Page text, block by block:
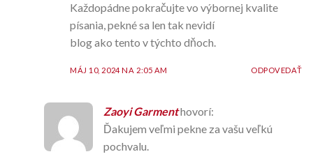
Každopádne pokračujte vo výbornej kvalite
písania, pekné sa len tak nevidí
blog ako tento v týchto dňoch.
MÁJ 10, 2024 NA 2:05 AM ODPOVEDAŤ
Zaoyi Garmenthovorí:
Ďakujem veľmi pekne za vašu veľkú
pochvalu.